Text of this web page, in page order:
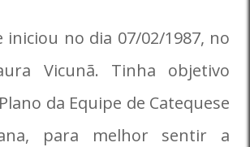
iniciou no dia 07/02/1987, no
Vicunã. Tinha objetivo
da Equipe de Catequese
para melhor sentir a